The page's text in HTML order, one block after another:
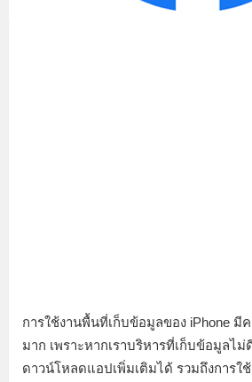
การใช้งานพื้นที่เก็บข้อมูลของ iPhone มี
มาก เพราะหากเราบริหารที่เก็บข้อมูลไ
ดาวน์โหลดแอปเพิ่มเติมได้ รวมถึงการ